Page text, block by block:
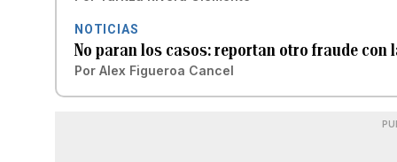
NOTICIAS
No paran los casos: reportan otro fraude
Por Alex Figueroa Cancel